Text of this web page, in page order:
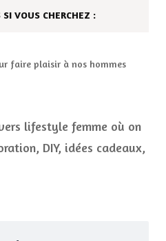
VOUS CHERCHEZ :
faire plaisir à nos hommes
lifestyle femme où on
DIY, idées cadeaux,